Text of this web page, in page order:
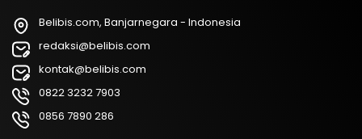
Belibis.com, Banjarnegara - Indonesia
redaksi@belibis.com
kontak@belibis.com
0822 3232 7903
0856 7890 286